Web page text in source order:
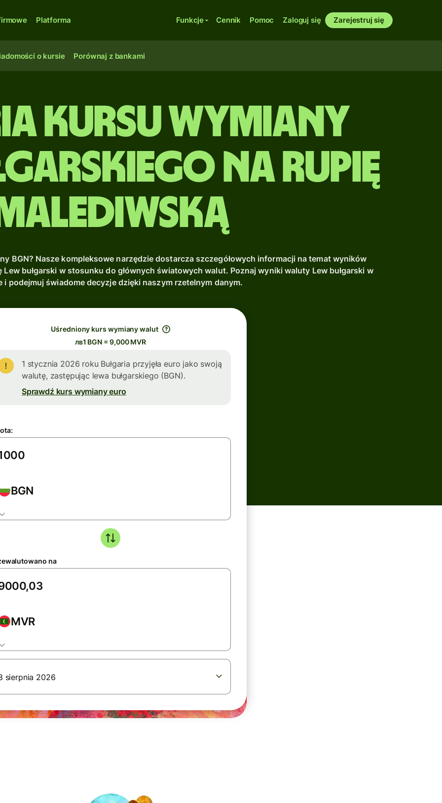
Platforma Funkcje Cennik Pomoc Zaloguj się Zarejestruj się
o kursie Porównaj z bankami
kursu wymiany
na rupię
BGN? Nasze kompleksowe narzędzie dostarcza szczegółowych informacji na temat wyników
bułgarski w stosunku do głównych światowych walut. Poznaj wyniki waluty Lew bułgarski w
i podejmuj świadome decyzje dzięki naszym rzetelnym danym.
Uśredniony kurs wymiany walut
лв1 BGN = 9,000 MVR
1 stycznia 2026 roku Bułgaria przyjęła euro jako swoją
walutę, zastępując lewa bułgarskiego (BGN).
Sprawdź kurs wymiany euro
BGN
na
MVR
sierpnia 2026